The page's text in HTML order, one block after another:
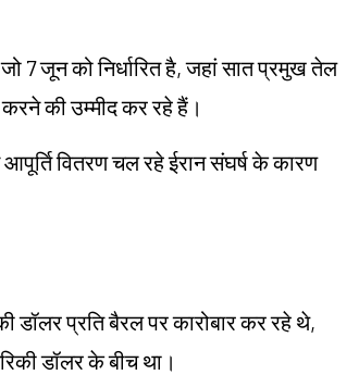
जून को निर्धारित है, जहां सात प्रमुख तेल
की उम्मीद कर रहे हैं।
वितरण चल रहे ईरान संघर्ष के कारण
प्रति बैरल पर कारोबार कर रहे थे,
डॉलर के बीच था।